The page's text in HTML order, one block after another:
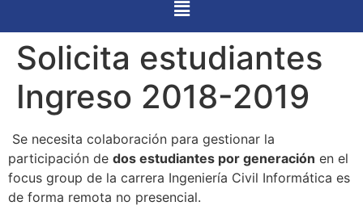
Solicita estudiantes
Ingreso 2018-2019
Se necesita colaboración para gestionar la
participación de dos estudiantes por generación en el
focus group de la carrera Ingeniería Civil Informática es
de forma remota no presencial.